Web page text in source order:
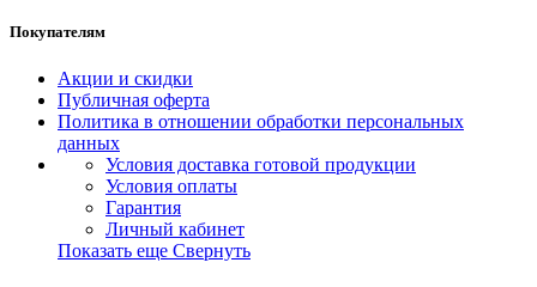
Покупателям
Акции и скидки
Публичная оферта
Политика в отношении обработки персональных
данных
Условия доставка готовой продукции
Условия оплаты
Гарантия
Личный кабинет
Показать еще Свернуть